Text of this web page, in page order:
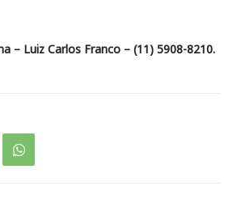
– Luiz Carlos Franco – (11) 5908-8210.